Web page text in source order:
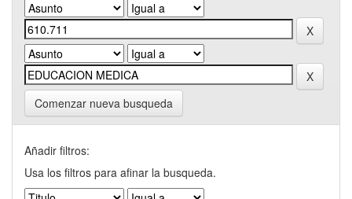
Comenzar nueva busqueda
Añadir filtros:
Usa los filtros para afinar la busqueda.